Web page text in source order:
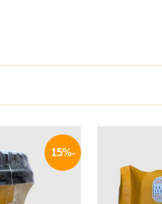
234 EGP.
-15%